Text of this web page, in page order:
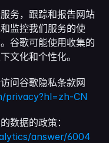
务，跟踪和报告网站
监控我们服务的使
谷歌可能使用收集的
文化和个性化。
问谷歌隐私条款网
privacy?hl=zh-CN
answer/6004